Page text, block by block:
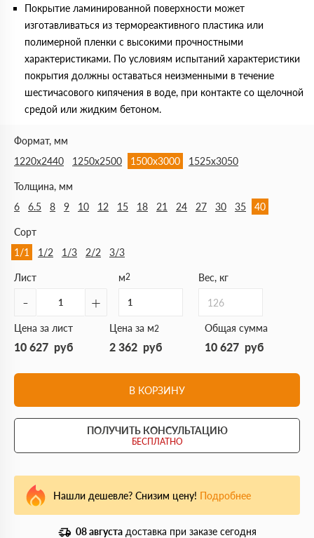
Покрытие ламинированной поверхности может
изготавливаться из термореактивного пластика или
полимерной пленки с высокими прочностными
характеристиками. По условиям испытаний характеристики
покрытия должны оставаться неизменными в течение
шестичасового кипячения в воде, при контакте со щелочной
средой или жидким бетоном.
Формат, мм
1220х2440
1250х2500 1500х3000 1525х3050
Толщина, мм
6
6.5 8 9 10 12 15 18 21 24 27 30 35 40
Сорт
1/1
1/2 1/3 2/2 3/3
Лист
- +
м2 Вес, кг
126
Цена за лист
10 627 руб
Цена за м2
2 362 руб
Общая сумма
10 627 руб
В КОРЗИНУ
ПОЛУЧИТЬ КОНСУЛЬТАЦИЮ
БЕСПЛАТНО
Нашли дешевле? Снизим цену! Подробнее
08 августа доставка при заказе сегодня